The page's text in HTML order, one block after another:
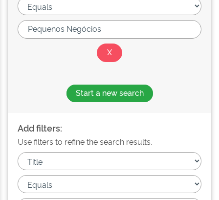
Start a new search
Add filters:
Use filters to refine the search results.